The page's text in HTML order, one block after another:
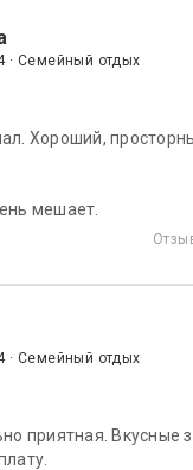
· Семейный отдых
Хороший,
мешает.
· Семейный отдых
приятная. Вкусные